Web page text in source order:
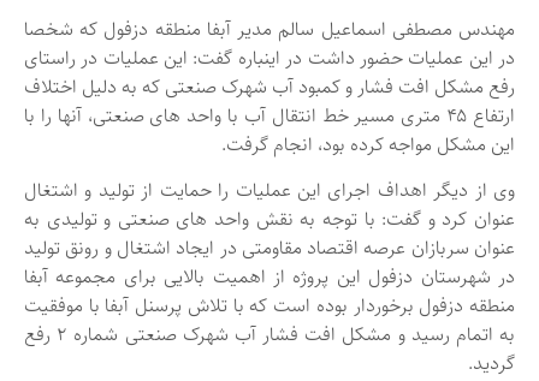
مهندس مصطفی اسماعیل سالم مدیر آبفا منطقه دزفول که شخصا
در این عملیات حضور داشت در اینباره گفت: این عملیات در راستای
رفع مشکل افت فشار و کمبود آب شهرک صنعتی که به دلیل اختلاف
ارتفاع ۴۵ متری مسیر خط انتقال آب با واحد های صنعتی، آنها را با
این مشکل مواجه کرده بود، انجام گرفت.
وی از دیگر اهداف اجرای این عملیات را حمایت از تولید و اشتغال
عنوان کرد و گفت: با توجه به نقش واحد های صنعتی و تولیدی به
عنوان سربازان عرصه اقتصاد مقاومتی در ایجاد اشتغال و رونق تولید
در شهرستان دزفول این پروژه از اهمیت بالایی برای مجموعه آبفا
منطقه دزفول برخوردار بوده است که با تلاش پرسنل آبفا با موفقیت
به اتمام رسید و مشکل افت فشار آب شهرک صنعتی شماره ۲ رفع
گردید‌.